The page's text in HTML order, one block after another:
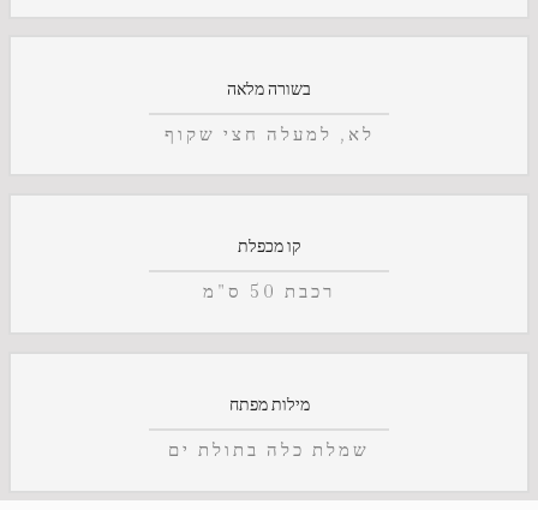
בשורה מלאה
לא, למעלה חצי שקוף
קו מכפלת
רכבת 50 ס"מ
מילות מפתח
שמלת כלה בתולת ים